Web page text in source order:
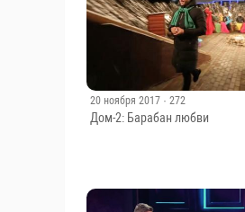
20 ноября 2017 · 272
Дом-2: Барабан любви